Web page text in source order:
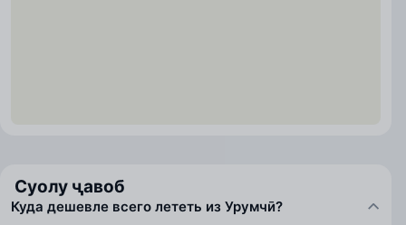
Суолу ҷавоб
Куда дешевле всего лететь из Урумчӣ?